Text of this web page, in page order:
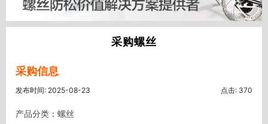
采购螺丝
采购信息
发布时间: 2025-08-23 点击: 370
产品分类：螺丝